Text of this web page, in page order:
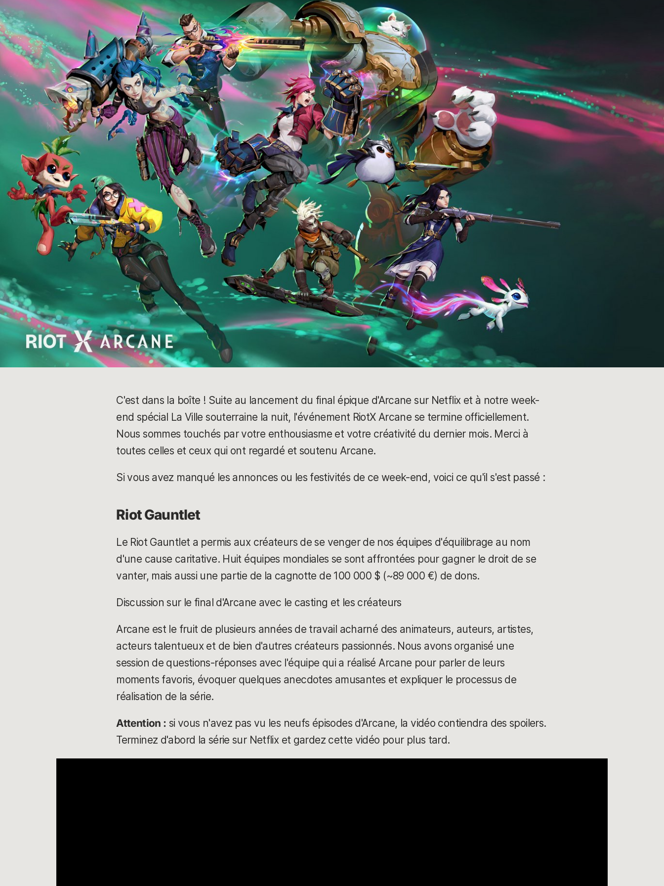
C'est dans la boîte ! Suite au lancement du final épique d'Arcane sur Netflix et à notre week-
end spécial La Ville souterraine la nuit, l'événement RiotX Arcane se termine officiellement.
Nous sommes touchés par votre enthousiasme et votre créativité du dernier mois. Merci à
toutes celles et ceux qui ont regardé et soutenu Arcane.
Si vous avez manqué les annonces ou les festivités de ce week-end, voici ce qu'il s'est passé :
Riot Gauntlet
Le Riot Gauntlet a permis aux créateurs de se venger de nos équipes d'équilibrage au nom
d'une cause caritative. Huit équipes mondiales se sont affrontées pour gagner le droit de se
vanter, mais aussi une partie de la cagnotte de 100 000 $ (~89 000 €) de dons.
Discussion sur le final d'Arcane avec le casting et les créateurs
Arcane est le fruit de plusieurs années de travail acharné des animateurs, auteurs, artistes,
acteurs talentueux et de bien d'autres créateurs passionnés. Nous avons organisé une
session de questions-réponses avec l'équipe qui a réalisé Arcane pour parler de leurs
moments favoris, évoquer quelques anecdotes amusantes et expliquer le processus de
réalisation de la série.
Attention : si vous n'avez pas vu les neufs épisodes d'Arcane, la vidéo contiendra des spoilers.
Terminez d'abord la série sur Netflix et gardez cette vidéo pour plus tard.